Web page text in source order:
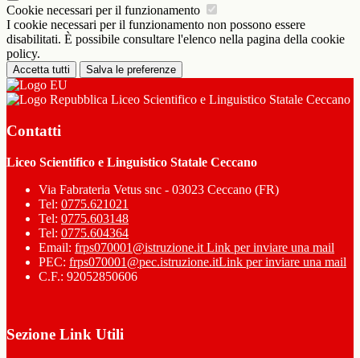
Cookie necessari per il funzionamento
I cookie necessari per il funzionamento non possono essere
disabilitati. È possibile consultare l'elenco nella pagina della cookie
policy.
Accetta tutti Salva le preferenze
Liceo Scientifico e Linguistico Statale Ceccano
Contatti
Liceo Scientifico e Linguistico Statale Ceccano
Via Fabrateria Vetus snc - 03023 Ceccano (FR)
Tel: 0775.621021
Tel: 0775.603148
Tel: 0775.604364
Email: frps070001@istruzione.it Link per inviare una mail
PEC: frps070001@pec.istruzione.itLink per inviare una mail
C.F.: 92052850606
Sezione Link Utili